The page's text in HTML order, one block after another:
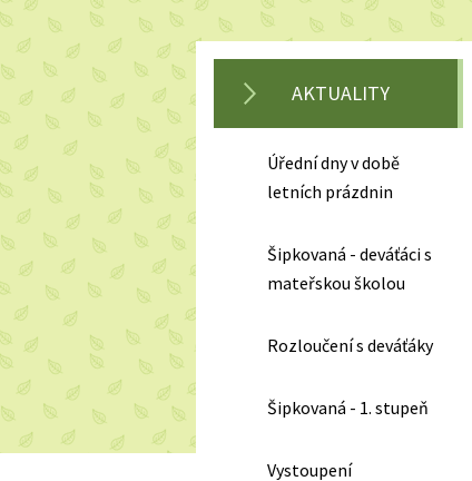
AKTUALITY
Úřední dny v době
letních prázdnin
Šipkovaná - deváťáci s
mateřskou školou
Rozloučení s deváťáky
Šipkovaná - 1. stupeň
Vystoupení